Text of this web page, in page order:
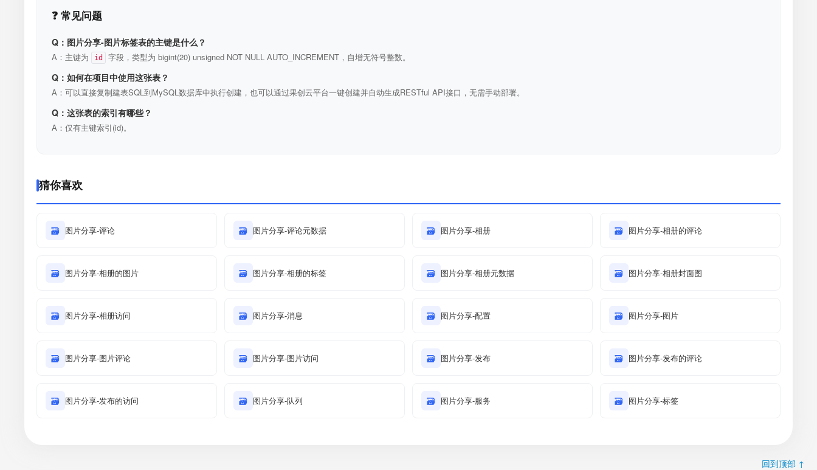
❓ 常见问题
Q：图片分享-图片标签表的主键是什么？
A：主键为 id 字段，类型为 bigint(20) unsigned NOT NULL AUTO_INCREMENT，自增无符号整数。
Q：如何在项目中使用这张表？
A：可以直接复制建表SQL到MySQL数据库中执行创建，也可以通过果创云平台一键创建并自动生成RESTful API接口，无需手动部署。
Q：这张表的索引有哪些？
A：仅有主键索引(id)。
猜你喜欢
🗃 图片分享-评论 🗃 图片分享-评论元数据 🗃 图片分享-相册 🗃 图片分享-相册的评论
🗃 图片分享-相册的图片 🗃 图片分享-相册的标签 🗃 图片分享-相册元数据 🗃 图片分享-相册封面图
🗃 图片分享-相册访问 🗃 图片分享-消息 🗃 图片分享-配置 🗃 图片分享-图片
🗃 图片分享-图片评论 🗃 图片分享-图片访问 🗃 图片分享-发布 🗃 图片分享-发布的评论
🗃 图片分享-发布的访问 🗃 图片分享-队列 🗃 图片分享-服务 🗃 图片分享-标签
回到顶部 ↑